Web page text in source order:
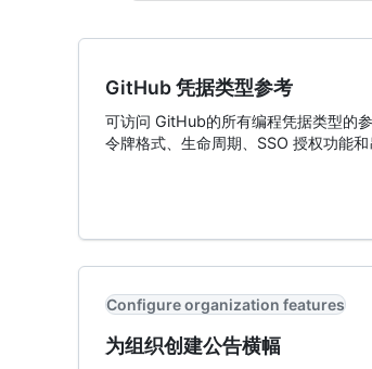
GitHub 凭据类型参考
可访问 GitHub的所有编程凭据类型的
令牌格式、生命周期、SSO 授权功能和
Configure organization features
为组织创建公告横幅